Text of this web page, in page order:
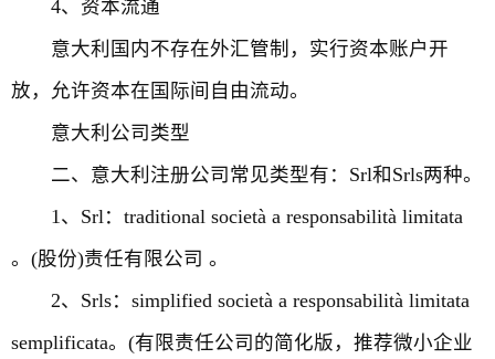
4、资本流通
意大利国内不存在外汇管制，实行资本账户开
放，允许资本在国际间自由流动。
意大利公司类型
二、意大利注册公司常见类型有：Srl和Srls两种。
1、Srl：traditional società a responsabilità limitata
。(股份)责任有限公司 。
2、Srls：simplified società a responsabilità limitata
semplificata。(有限责任公司的简化版，推荐微小企业